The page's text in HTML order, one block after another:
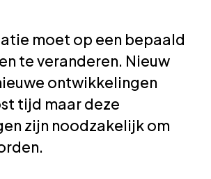
moet op een bepaald
te veranderen. Nieuw
ontwikkelingen
tijd maar deze
zijn noodzakelijk om